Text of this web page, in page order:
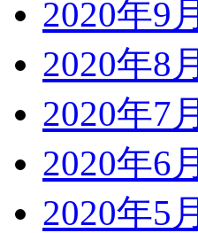
2020年9月
2020年8月
2020年7月
2020年6月
2020年5月